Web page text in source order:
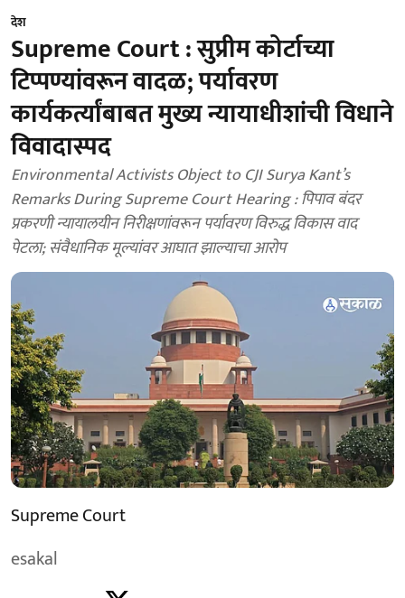
देश
Supreme Court : सुप्रीम कोर्टाच्या
टिप्पण्यांवरून वादळ; पर्यावरण
कार्यकर्त्यांबाबत मुख्य न्यायाधीशांची विधाने
विवादास्पद
Environmental Activists Object to CJI Surya Kant’s
Remarks During Supreme Court Hearing : पिपाव बंदर
प्रकरणी न्यायालयीन निरीक्षणांवरून पर्यावरण विरुद्ध विकास वाद
पेटला; संवैधानिक मूल्यांवर आघात झाल्याचा आरोप
Supreme Court
esakal